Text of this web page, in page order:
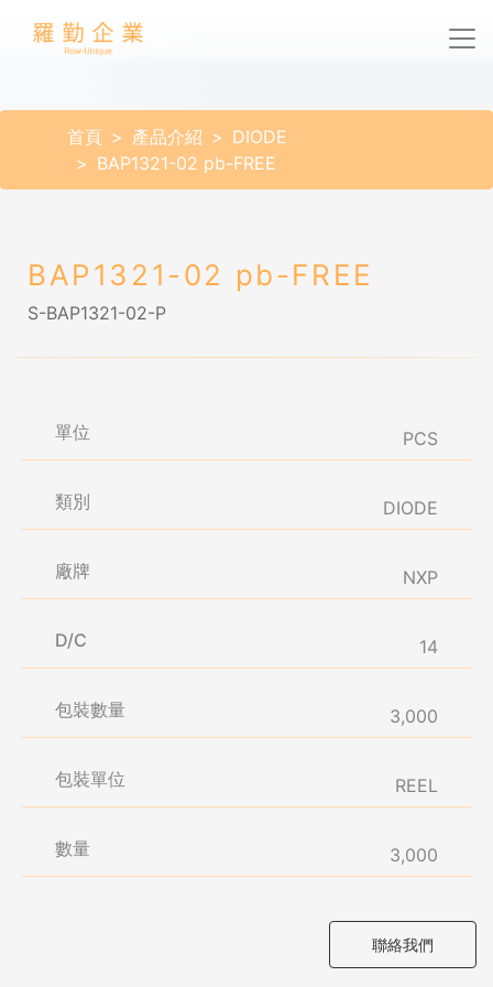
首頁 產品介紹
DIODE
BAP1321-02 pb-FREE
BAP1321-02 pb-FREE
S-BAP1321-02-P
單位 PCS
類別 DIODE
廠牌 NXP
D/C 14
包裝數量 3,000
包裝單位 REEL
數量 3,000
聯絡我們